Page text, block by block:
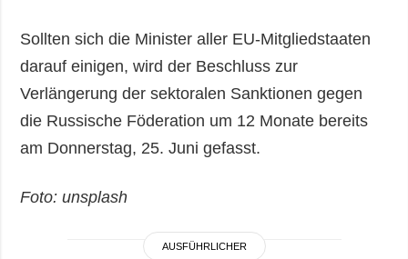
Sollten sich die Minister aller EU-Mitgliedstaaten
darauf einigen, wird der Beschluss zur
Verlängerung der sektoralen Sanktionen gegen
die Russische Föderation um 12 Monate bereits
am Donnerstag, 25. Juni gefasst.
Foto: unsplash
AUSFÜHRLICHER